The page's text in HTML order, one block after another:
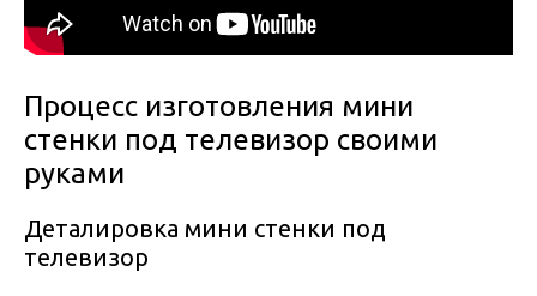
Процесс изготовления мини
стенки под телевизор своими
руками
Деталировка мини стенки под
телевизор